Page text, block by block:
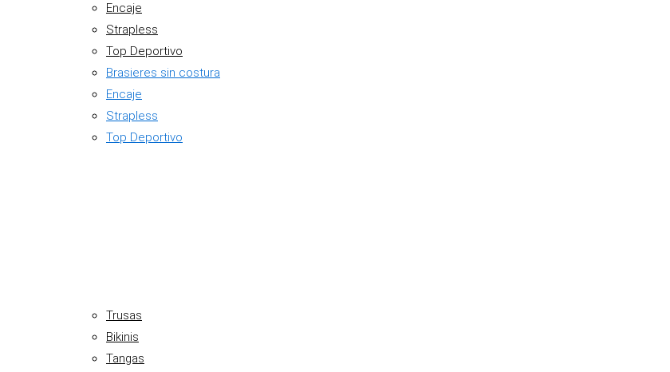
Encaje
Strapless
Top Deportivo
Brasieres sin costura
Encaje
Strapless
Top Deportivo
Trusas
Bikinis
Tangas